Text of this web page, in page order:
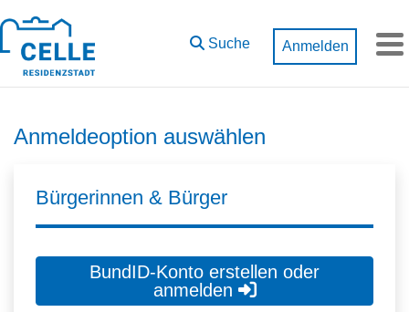
Zum Hauptinhalt springen
Suche Anmelden
Anmeldeoption auswählen
Bürgerinnen & Bürger
BundID-Konto erstellen oder
anmelden